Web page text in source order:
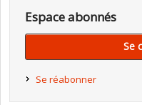
Espace abonnés
Se
Se réabonner